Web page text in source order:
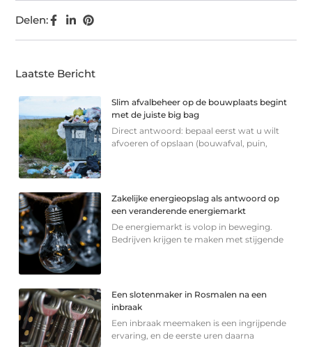
Delen:
Laatste Bericht
Slim afvalbeheer op de bouwplaats begint
met de juiste big bag
Direct antwoord: bepaal eerst wat u wilt
afvoeren of opslaan (bouwafval, puin,
Zakelijke energieopslag als antwoord op
een veranderende energiemarkt
De energiemarkt is volop in beweging.
Bedrijven krijgen te maken met stijgende
Een slotenmaker in Rosmalen na een
inbraak
Een inbraak meemaken is een ingrijpende
ervaring, en de eerste uren daarna